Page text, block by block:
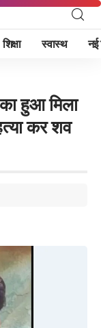
शिक्षा स्वास्थ नई
हुआ मिला
कर शव